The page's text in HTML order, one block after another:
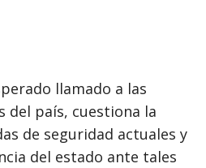
llamado a las
del país, cuestiona la
de seguridad actuales y
del estado ante tales